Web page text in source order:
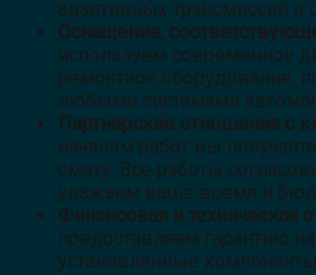
адаптивных трансмиссий и
Оснащение,
используем современное
ремонтное оборудование,
любыми системами
Партнерские отношения с
началом работ вы
смету. Все работы
уважаем ваше время и
Финансовая и техническая
предоставляем гарантию
установленные